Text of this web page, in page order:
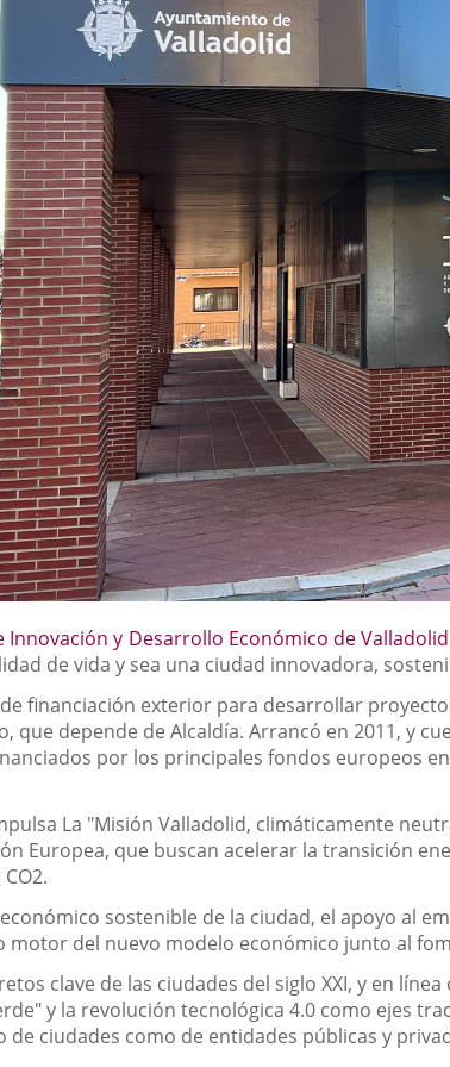
Innovación y Desarrollo Económico de Valladolid
de vida y sea una ciudad innovadora,
financiación exterior para desarrollar
que depende de Alcaldía. Arrancó en 2011, y
por los principales fondos europeos
La "Misión Valladolid, climáticamente
Europea, que buscan acelerar la transición
sostenible de la ciudad, el apoyo al
motor del nuevo modelo económico junto al
clave de las ciudades del siglo XXI, y en
y la revolución tecnológica 4.0 como ejes
de ciudades como de entidades públicas y